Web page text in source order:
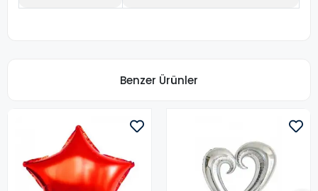
Benzer Ürünler